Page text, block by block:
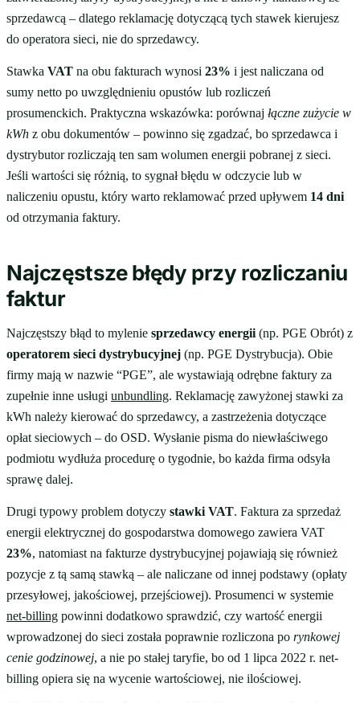
sprzedawcą – dlatego reklamację dotyczącą tych stawek kierujesz
do operatora sieci, nie do sprzedawcy.
Stawka VAT na obu fakturach wynosi 23% i jest naliczana od
sumy netto po uwzględnieniu opustów lub rozliczeń
prosumenckich. Praktyczna wskazówka: porównaj łączne zużycie w
kWh z obu dokumentów – powinno się zgadzać, bo sprzedawca i
dystrybutor rozliczają ten sam wolumen energii pobranej z sieci.
Jeśli wartości się różnią, to sygnał błędu w odczycie lub w
naliczeniu opustu, który warto reklamować przed upływem 14 dni
od otrzymania faktury.
Najczęstsze błędy przy rozliczaniu
faktur
Najczęstszy błąd to mylenie sprzedawcy energii (np. PGE Obrót) z
operatorem sieci dystrybucyjnej (np. PGE Dystrybucja). Obie
firmy mają w nazwie “PGE”, ale wystawiają odrębne faktury za
zupełnie inne usługi unbundling. Reklamację zawyżonej stawki za
kWh należy kierować do sprzedawcy, a zastrzeżenia dotyczące
opłat sieciowych – do OSD. Wysłanie pisma do niewłaściwego
podmiotu wydłuża procedurę o tygodnie, bo każda firma odsyła
sprawę dalej.
Drugi typowy problem dotyczy stawki VAT. Faktura za sprzedaż
energii elektrycznej do gospodarstwa domowego zawiera VAT
23%, natomiast na fakturze dystrybucyjnej pojawiają się również
pozycje z tą samą stawką – ale naliczane od innej podstawy (opłaty
przesyłowej, jakościowej, przejściowej). Prosumenci w systemie
net-billing powinni dodatkowo sprawdzić, czy wartość energii
wprowadzonej do sieci została poprawnie rozliczona po rynkowej
cenie godzinowej, a nie po stałej taryfie, bo od 1 lipca 2022 r. net-
billing opiera się na wycenie wartościowej, nie ilościowej.